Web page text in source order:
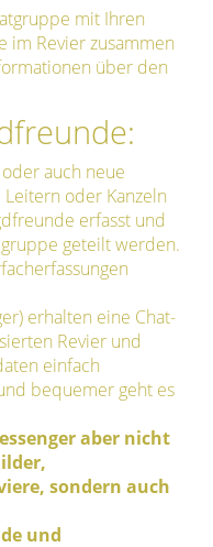
mit Ihren
im Revier zusammen
über den
auch neue
oder Kanzeln
erfasst und
geteilt werden.
erhalten eine Chat-
Revier und
einfach
bequemer geht es
aber nicht
sondern auch
und